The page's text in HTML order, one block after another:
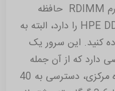
LRDIMM و 2 ترابایت با مدل های رم RDIMM حافظه
اصلی 3200 HPE DDR4 Smart Memory را دارد، البته به
کنید. این سرور یک
که از آن جمله
باید به پشتیبانی از حداکثر 2 پردازنده مرکزی، دسترسی به 40